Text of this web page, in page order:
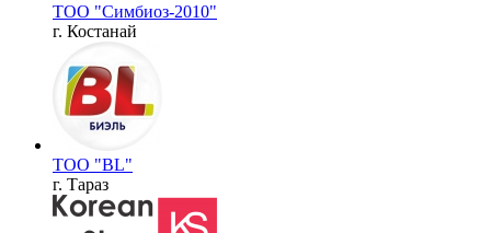
ТОО "Симбиоз-2010"
г. Костанай
ТОО "BL"
г. Тараз